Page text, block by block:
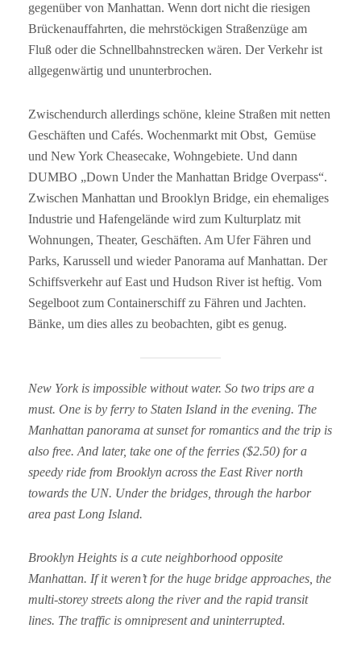
gegenüber von Manhattan. Wenn dort nicht die riesigen
Brückenauffahrten, die mehrstöckigen Straßenzüge am
Fluß oder die Schnellbahnstrecken wären. Der Verkehr ist
allgegenwärtig und ununterbrochen.
Zwischendurch allerdings schöne, kleine Straßen mit netten
Geschäften und Cafés. Wochenmarkt mit Obst, Gemüse
und New York Cheasecake, Wohngebiete. Und dann
DUMBO „Down Under the Manhattan Bridge Overpass“.
Zwischen Manhattan und Brooklyn Bridge, ein ehemaliges
Industrie und Hafengelände wird zum Kulturplatz mit
Wohnungen, Theater, Geschäften. Am Ufer Fähren und
Parks, Karussell und wieder Panorama auf Manhattan. Der
Schiffsverkehr auf East und Hudson River ist heftig. Vom
Segelboot zum Containerschiff zu Fähren und Jachten.
Bänke, um dies alles zu beobachten, gibt es genug.
New York is impossible without water. So two trips are a
must. One is by ferry to Staten Island in the evening. The
Manhattan panorama at sunset for romantics and the trip is
also free. And later, take one of the ferries ($2.50) for a
speedy ride from Brooklyn across the East River north
towards the UN. Under the bridges, through the harbor
area past Long Island.
Brooklyn Heights is a cute neighborhood opposite
Manhattan. If it weren’t for the huge bridge approaches, the
multi-storey streets along the river and the rapid transit
lines. The traffic is omnipresent and uninterrupted.